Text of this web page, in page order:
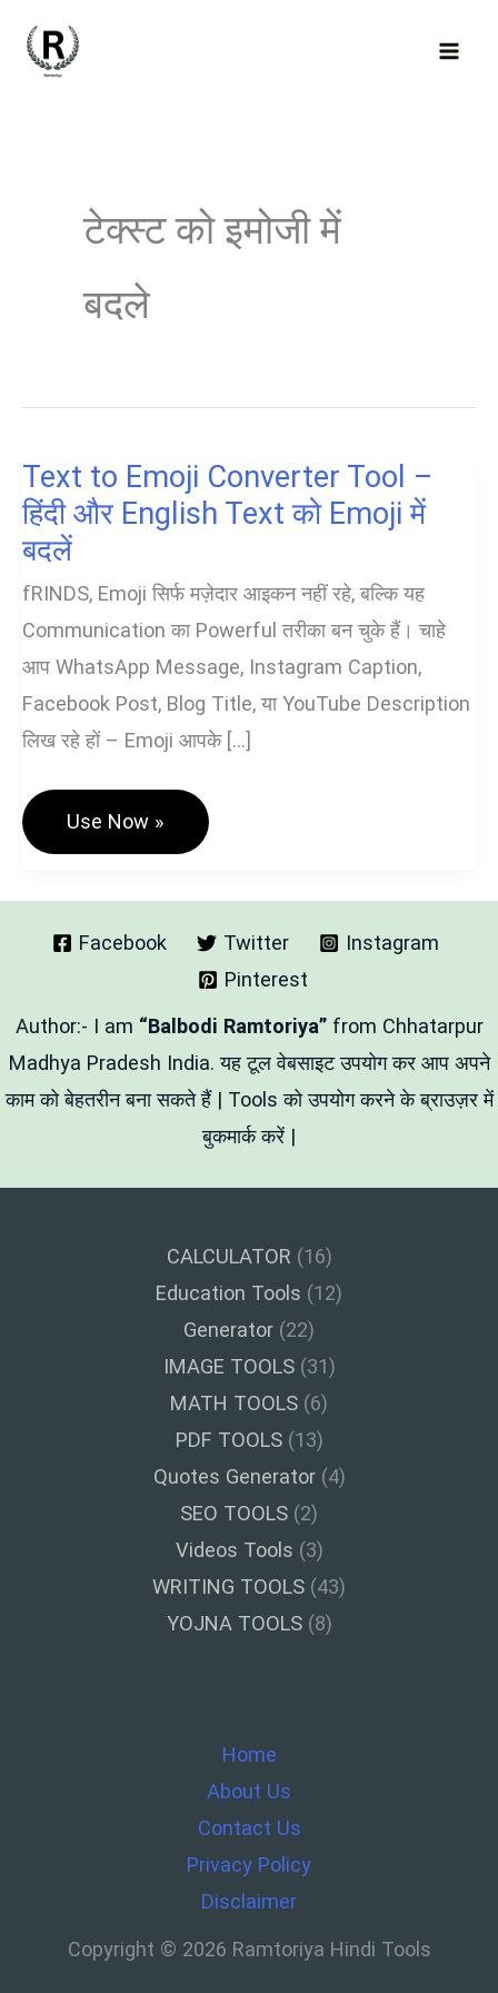
टेक्स्ट को इमोजी में
बदले
Text to Emoji Converter Tool –
हिंदी और English Text को Emoji में
बदलें
fRINDS, Emoji सिर्फ मज़ेदार आइकन नहीं रहे, बल्कि यह
Communication का Powerful तरीका बन चुके हैं। चाहे
आप WhatsApp Message, Instagram Caption,
Facebook Post, Blog Title, या YouTube Description
लिख रहे हों – Emoji आपके […]
Text
Emoji
Tool
हिंदी
और
को
Emoji
में
Use Now »
Facebook Twitter
Instagram
Pinterest
Author:- I am “Balbodi Ramtoriya” from Chhatarpur
Madhya Pradesh India. यह टूल वेबसाइट उपयोग कर आप अपने
काम को बेहतरीन बना सकते हैं | Tools को उपयोग करने के ब्राउज़र में
बुकमार्क करें |
CALCULATOR (16)
Education Tools (12)
Generator (22)
IMAGE TOOLS(31)
MATH TOOLS (6)
PDF TOOLS(13)
Quotes Generator(4)
SEO TOOLS (2)
Videos Tools (3)
WRITING TOOLS (43)
YOJNA TOOLS(8)
Home
About Us
Contact Us
Privacy Policy
Disclaimer
Copyright © 2026 Ramtoriya Hindi Tools